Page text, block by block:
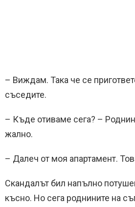
– Виждам. Така че се
съседите.
– Къде отиваме сега? –
жално.
– Далеч от моя апартамент.
Скандалът бил напълно
късно. Но сега роднините на